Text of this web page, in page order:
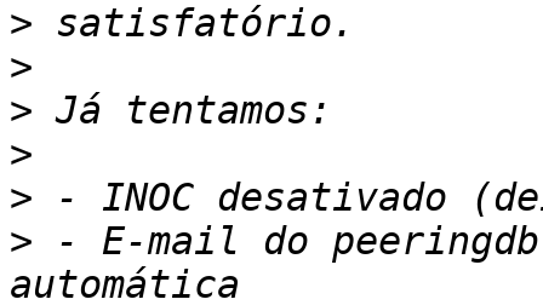
>
>
>
>
>
> - E-mail do